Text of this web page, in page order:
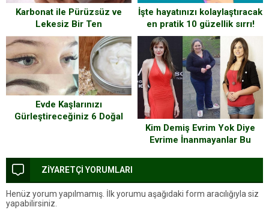
Karbonat ile Pürüzsüz ve
Lekesiz Bir Ten
İşte hayatınızı kolaylaştıracak
en pratik 10 güzellik sırrı!
Evde Kaşlarınızı
Gürleştireceğiniz 6 Doğal
Kim Demiş Evrim Yok Diye
Evrime İnanmayanlar Bu
ZİYARETÇİ YORUMLARI
Henüz yorum yapılmamış. İlk yorumu aşağıdaki form aracılığıyla siz
yapabilirsiniz.